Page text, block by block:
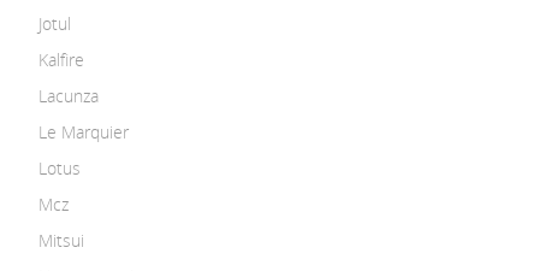
Jotul
Kalfire
Lacunza
Le Marquier
Lotus
Mcz
Mitsui